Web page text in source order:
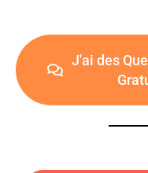
J'ai des